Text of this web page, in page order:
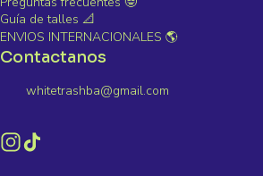
Guía de talles 📐
ENVIOS INTERNACIONALES 🌎
Contactanos
whitetrashba@gmail.com